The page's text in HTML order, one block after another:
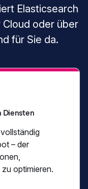
Elasticsearch
Cloud oder über
für Sie da.
Diensten
– der
optimieren.